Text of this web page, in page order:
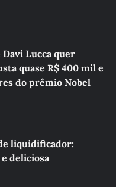
Lucca quer
quase R$ 400 mil e
do prêmio Nobel
liquidificador:
deliciosa